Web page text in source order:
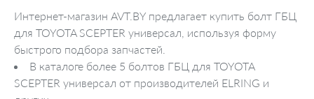
Интернет-магазин AVT.BY предлагает купить болт ГБЦ
для TOYOTA SCEPTER универсал, используя форму
быстрого подбора запчастей.
В каталоге более 5 болтов ГБЦ для TOYOTA
SCEPTER универсал от производителей ELRING и